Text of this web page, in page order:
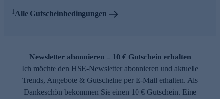
1Alle Gutscheinbedingungen
Newsletter abonnieren – 10 € Gutschein erhalten
Ich möchte den HSE-Newsletter abonnieren und aktuelle
Trends, Angebote & Gutscheine per E-Mail erhalten. Als
Dankeschön bekommen Sie einen 10 € Gutschein. Eine